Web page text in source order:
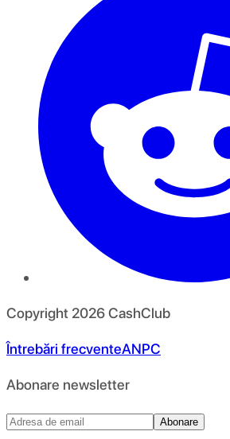
Copyright 2026CashClub
Întrebări frecventeANPC
Abonare newsletter
Abonare